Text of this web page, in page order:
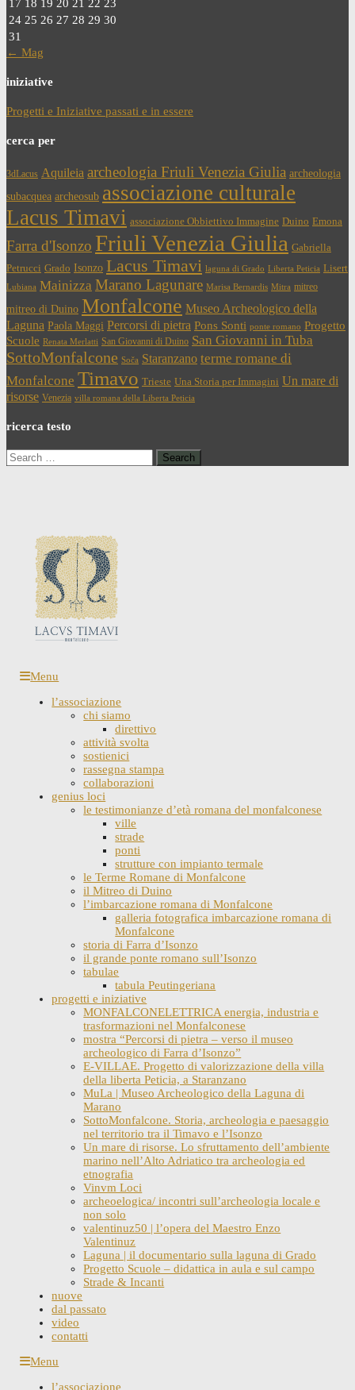
17 18 19 20 21 22 23
24 25 26 27 28 29 30
31
← Mag
iniziative
Progetti e Iniziative passati e in essere
cerca per
3dLacus Aquileia archeologia Friuli Venezia Giulia archeologia
subacquea archeosub associazione culturale
Lacus Timavi associazione Obbiettivo Immagine Duino Emona
Farra d'Isonzo Friuli Venezia Giulia Gabriella
Petrucci Grado Isonzo Lacus Timavi laguna di Grado Liberta Peticia Lisert
Lubiana Mainizza Marano Lagunare Marisa Bernardis Mitra mitreo
mitreo di Duino Monfalcone Museo Archeologico della
Laguna Paola Maggi Percorsi di pietra Pons Sonti ponte romano Progetto
Scuole Renata Merlatti San Giovanni di Duino San Giovanni in Tuba
SottoMonfalcone Soča Staranzano terme romane di
Monfalcone Timavo Trieste Una Storia per Immagini Un mare di
risorse Venezia villa romana della Liberta Peticia
ricerca testo
Search
for:
Menu
l’associazione
chi siamo
direttivo
attività svolta
sostienici
rassegna stampa
collaborazioni
genius loci
le testimonianze d’età romana del monfalconese
ville
strade
ponti
strutture con impianto termale
le Terme Romane di Monfalcone
il Mitreo di Duino
l’imbarcazione romana di Monfalcone
galleria fotografica imbarcazione romana di
Monfalcone
storia di Farra d’Isonzo
il grande ponte romano sull’Isonzo
tabulae
tabula Peutingeriana
progetti e iniziative
MONFALCONELETTRICA energia, industria e
trasformazioni nel Monfalconese
mostra “Percorsi di pietra – verso il museo
archeologico di Farra d’Isonzo”
E-VILLAE. Progetto di valorizzazione della villa
della liberta Peticia, a Staranzano
MuLa | Museo Archeologico della Laguna di
Marano
SottoMonfalcone. Storia, archeologia e paesaggio
nel territorio tra il Timavo e l’Isonzo
Un mare di risorse. Lo sfruttamento dell’ambiente
marino nell’Alto Adriatico tra archeologia ed
etnografia
Vinvm Loci
archeoelogica/ incontri sull’archeologia locale e
non solo
valentinuz50 | l’opera del Maestro Enzo
Valentinuz
Laguna | il documentario sulla laguna di Grado
Progetto Scuole – didattica in aula e sul campo
Strade & Incanti
nuove
dal passato
video
contatti
SkipMenu
l’associazione